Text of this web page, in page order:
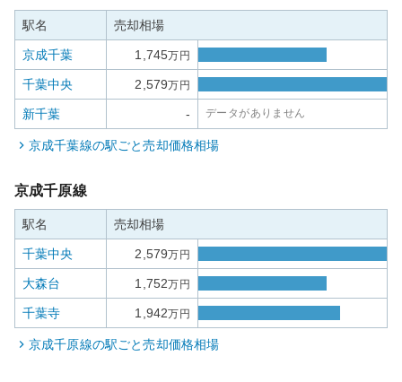
駅名 売却相場
京成千葉 1,745万円
千葉中央 2,579万円
新千葉 - データがありません
京成千葉線の駅ごと売却価格相場
京成千原線
駅名 売却相場
千葉中央 2,579万円
大森台 1,752万円
千葉寺 1,942万円
京成千原線の駅ごと売却価格相場